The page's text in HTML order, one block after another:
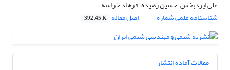
علی ایزدبخش، حسین رهیده، فرهاد خراشه
شناسنامه علمی شماره
اصل مقاله 392.45 K
مقالات آماده انتشار